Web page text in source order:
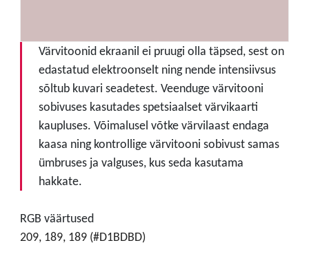
Värvitoonid ekraanil ei pruugi olla täpsed, sest on
edastatud elektroonselt ning nende intensiivsus
sõltub kuvari seadetest. Veenduge värvitooni
sobivuses kasutades spetsiaalset värvikaarti
kaupluses. Võimalusel võtke värvilaast endaga
kaasa ning kontrollige värvitooni sobivust samas
ümbruses ja valguses, kus seda kasutama
hakkate.
RGB väärtused
209, 189, 189 (#D1BDBD)